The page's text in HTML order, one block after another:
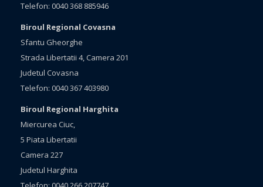
Telefon: 0040 368 885946
Biroul Regional Covasna
Sfantu Gheorghe
Strada Libertatii 4, Camera 201
Judetul Covasna
Telefon: 0040 367 403980
Biroul Regional Harghita
Miercurea Ciuc,
5 Piata Libertatii
Camera 227
Judetul Harghita